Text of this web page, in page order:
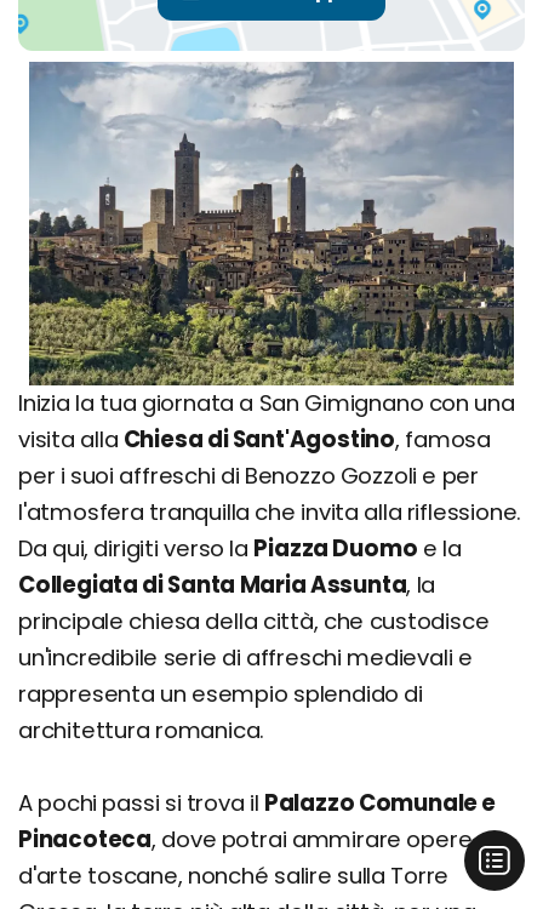
Inizia la tua giornata a San Gimignano con una
visita alla Chiesa di Sant'Agostino, famosa
per i suoi affreschi di Benozzo Gozzoli e per
l'atmosfera tranquilla che invita alla riflessione.
Da qui, dirigiti verso la Piazza Duomo e la
Collegiata di Santa Maria Assunta, la
principale chiesa della città, che custodisce
un'incredibile serie di affreschi medievali e
rappresenta un esempio splendido di
architettura romanica.
A pochi passi si trova il Palazzo Comunale e
Pinacoteca, dove potrai ammirare opere
d'arte toscane, nonché salire sulla Torre